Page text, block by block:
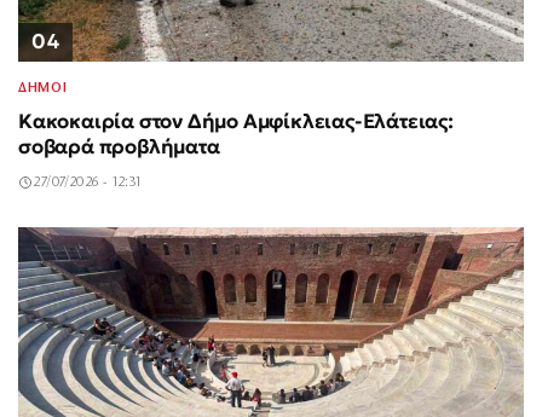
04
ΔΗΜΟΙ
Κακοκαιρία στον Δήμο Αμφίκλειας-Ελάτειας:
σοβαρά προβλήματα
27/07/2026 - 12:31